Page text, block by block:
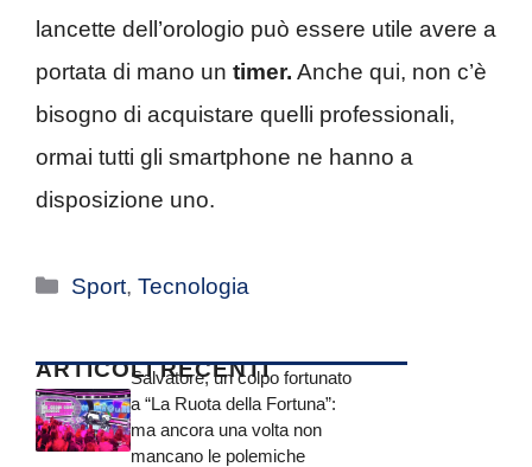
lancette dell’orologio può essere utile avere a
portata di mano un timer. Anche qui, non c’è
bisogno di acquistare quelli professionali,
ormai tutti gli smartphone ne hanno a
disposizione uno.
Categorie
Sport,Tecnologia
ARTICOLI RECENTI
Salvatore, un colpo fortunato
a “La Ruota della Fortuna”:
ma ancora una volta non
mancano le polemiche